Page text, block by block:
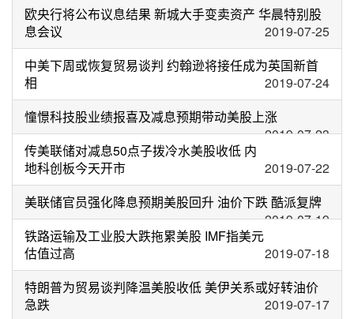
欧央行将公布议息结果 新城大手变卖资产 华晨特别股
息会议
2019-07-25
中美下周或恢复贸易谈判 约翰逊将接任成为英国新首
相
2019-07-24
憧憬科技股业绩报喜及减息预期带动美股上涨
2019-07-23
传美联储对减息50点子拨冷水美股收低 内
地科创板今天开市
2019-07-22
美联储官员强化降息预期美股回升 油价下跌 酷派复牌
2019-07-19
铁路运输及工业股大跌拖累美股 IMF指美元
估值过高
2019-07-18
特朗普为贸易谈判降温美股收低 美伊关系或好转油价
急跌
2019-07-17